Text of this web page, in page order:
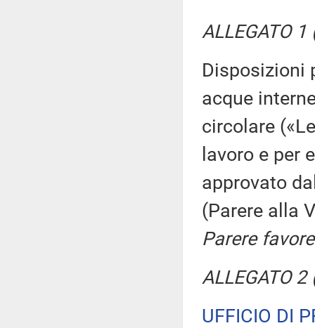
ALLEGATO
Disposizioni
acque
circolare
lavoro e per
approvato
(Parere alla
Parere
ALLEGATO
UFFICIO DI